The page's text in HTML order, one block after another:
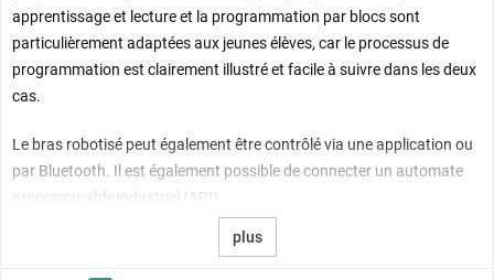
apprentissage et lecture et la programmation par blocs sont
particulièrement adaptées aux jeunes élèves, car le processus de
programmation est clairement illustré et facile à suivre dans les deux
cas.
Le bras robotisé peut également être contrôlé via une application ou
par Bluetooth. Il est également possible de connecter un automate
programmable industriel (API).
Extension facile du bras robotisé DOBOT grâce aux
plus